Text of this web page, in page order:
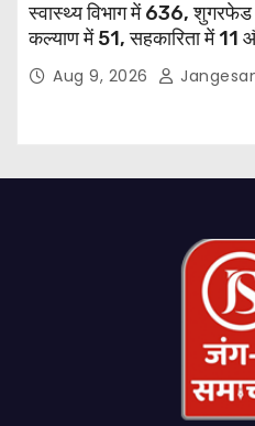
स्वास्थ्य विभाग में 636, शुगरफेड
कल्याण में 51, सहकारिता में 11
हुईं: मुख्यमंत्री भगवंत सिंह मान
Aug 9, 2026